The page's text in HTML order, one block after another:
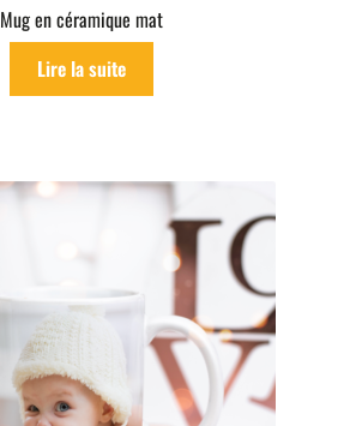
Mug en céramique mat
Lire la suite